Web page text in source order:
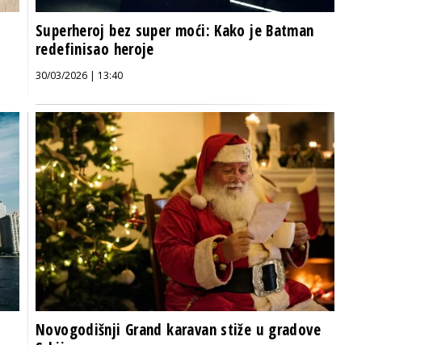
Superheroj bez super moći: Kako je Batman
redefinisao heroje
30/03/2026 | 13:40
Novogodišnji Grand karavan stiže u gradove